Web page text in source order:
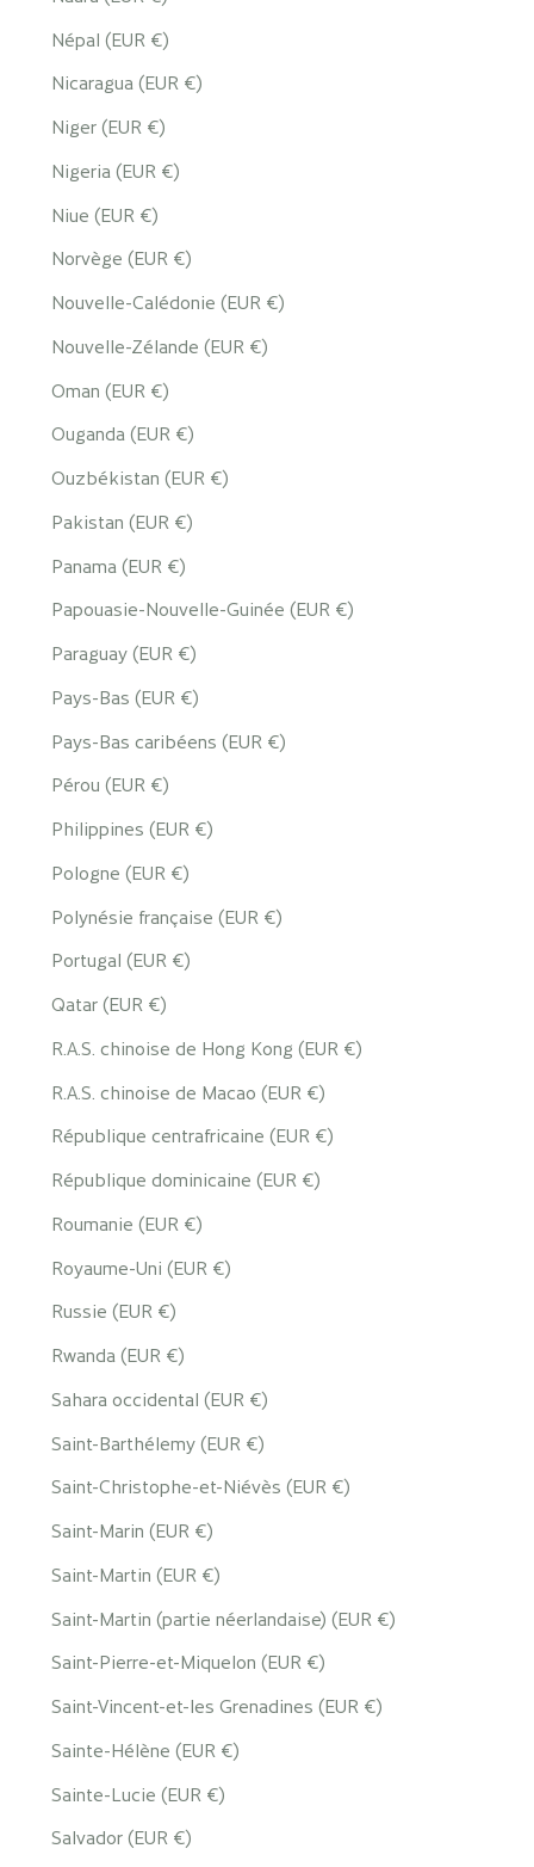
Népal (EUR €)
Nicaragua (EUR €)
Niger (EUR €)
Nigeria (EUR €)
Niue (EUR €)
Norvège (EUR €)
Nouvelle-Calédonie (EUR €)
Nouvelle-Zélande (EUR €)
Oman (EUR €)
Ouganda (EUR €)
Ouzbékistan (EUR €)
Pakistan (EUR €)
Panama (EUR €)
Papouasie-Nouvelle-Guinée (EUR €)
Paraguay (EUR €)
Pays-Bas (EUR €)
Pays-Bas caribéens (EUR €)
Pérou (EUR €)
Philippines (EUR €)
Pologne (EUR €)
Polynésie française (EUR €)
Portugal (EUR €)
Qatar (EUR €)
R.A.S. chinoise de Hong Kong (EUR €)
R.A.S. chinoise de Macao (EUR €)
République centrafricaine (EUR €)
République dominicaine (EUR €)
Roumanie (EUR €)
Royaume-Uni (EUR €)
Russie (EUR €)
Rwanda (EUR €)
Sahara occidental (EUR €)
Saint-Barthélemy (EUR €)
Saint-Christophe-et-Niévès (EUR €)
Saint-Marin (EUR €)
Saint-Martin (EUR €)
Saint-Martin (partie néerlandaise) (EUR €)
Saint-Pierre-et-Miquelon (EUR €)
Saint-Vincent-et-les Grenadines (EUR €)
Sainte-Hélène (EUR €)
Sainte-Lucie (EUR €)
Salvador (EUR €)